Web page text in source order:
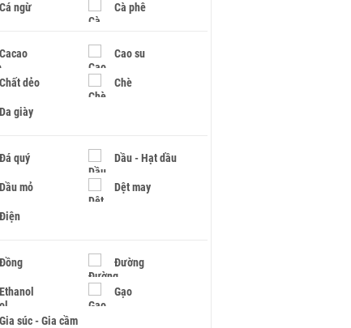
Cá ngừ Cà phê
Cacao Cao su
Chất dẻo Chè
Da giày
Đá quý Dầu - Hạt dầu
Dầu mỏ Dệt may
Điện
Đồng Đường
Ethanol Gạo
Gia súc - Gia cầm